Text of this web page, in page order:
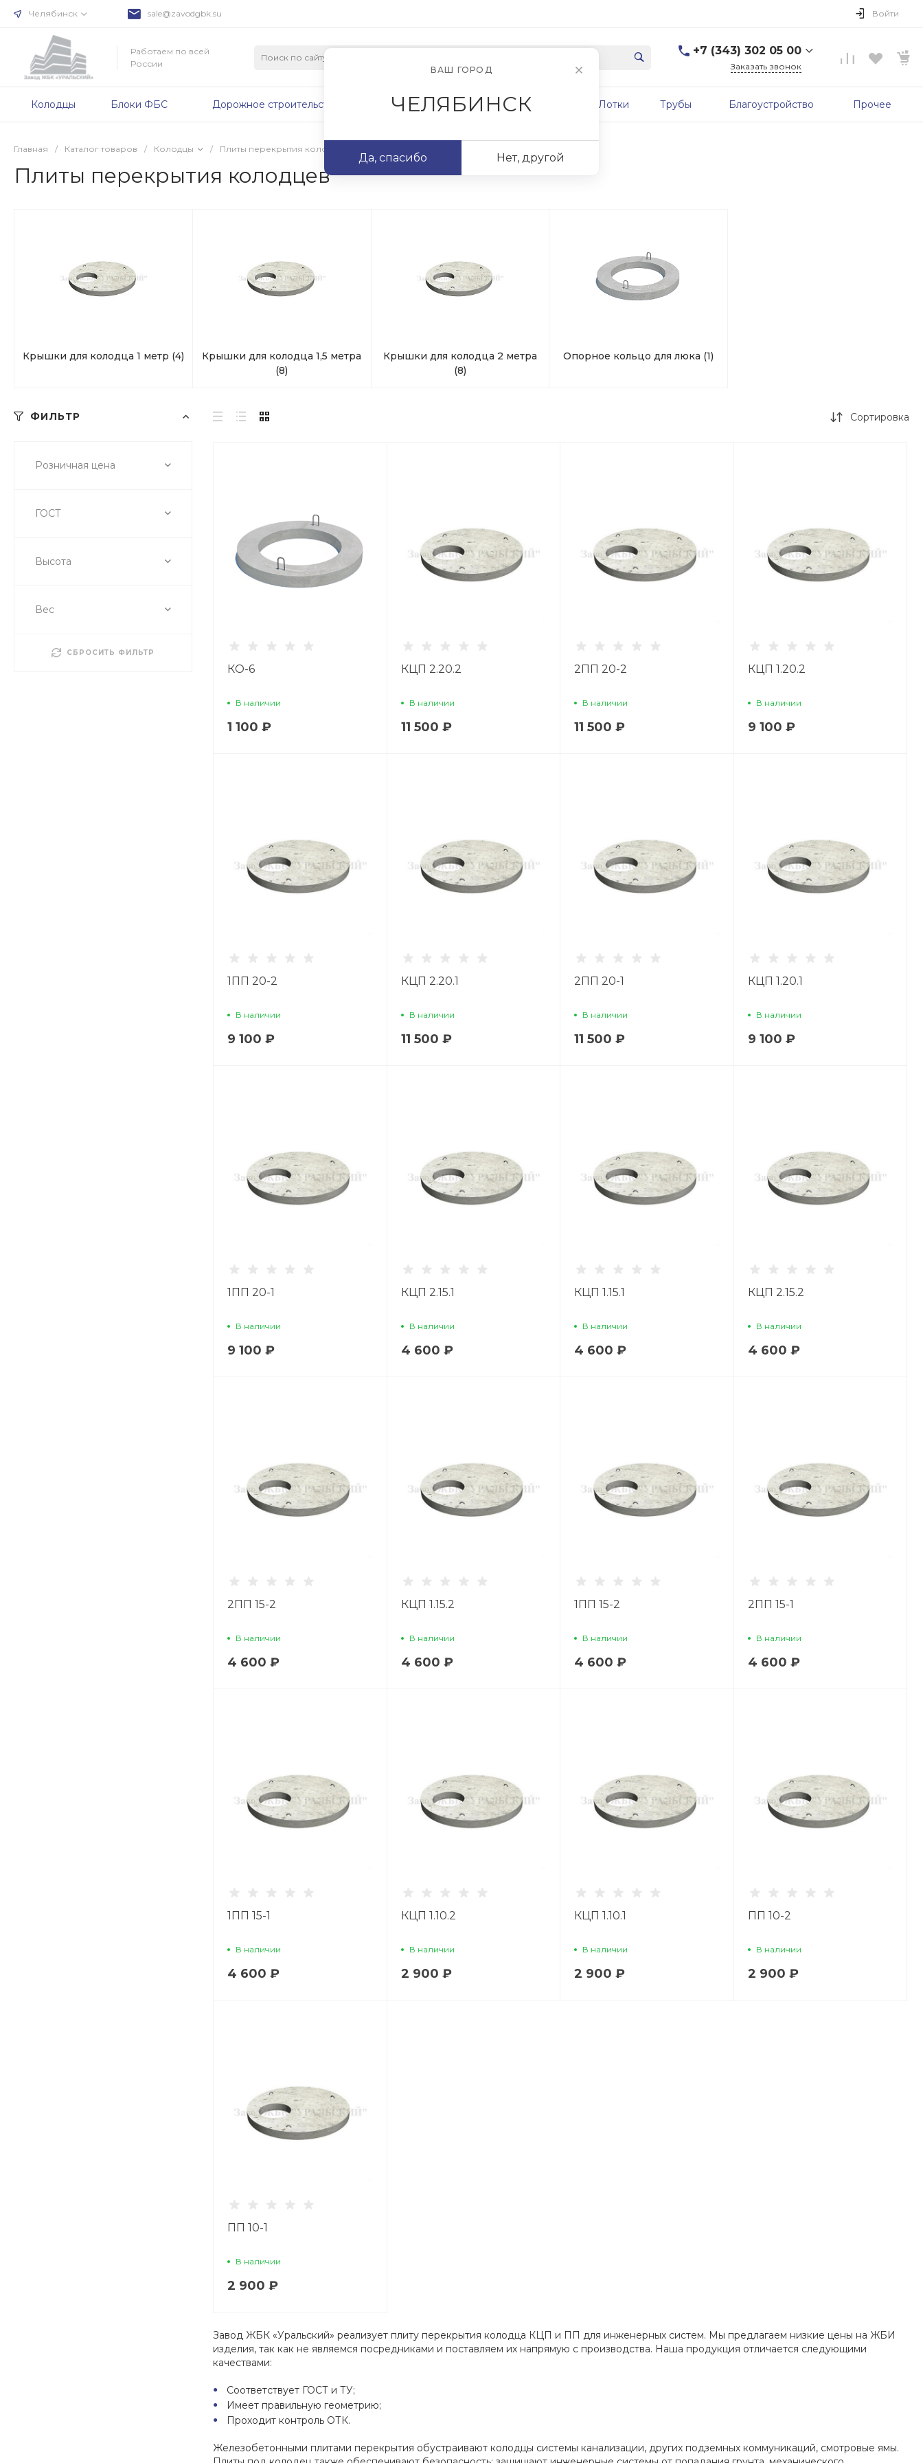
Челябинск sale@zavodgbk.su Войти
Работаем по всей
России
+7 (343) 302 05 00
г. Екатеринбург, ул.
Заказать звонок
Колодцы Блоки ФБС Дорожное строительство Плиты Сваи Фундаменты Лотки Трубы Благоустройство Прочее
Главная / Каталог товаров / Колодцы / Плиты перекрытия колодцев
Плиты перекрытия колодцев
Крышки для колодца 1 метр (4)
Крышки для колодца 1,5 метра
(8)
Крышки для колодца 2 метра
(8)
Опорное кольцо для люка (1)
ФИЛЬТР
Розничная цена
ГОСТ
Высота
Вес
СБРОСИТЬ ФИЛЬТР
Сортировка
КО-6
В наличии
1 100 ₽
КЦП 2.20.2
В наличии
11 500 ₽
2ПП 20-2
В наличии
11 500 ₽
КЦП 1.20.2
В наличии
9 100 ₽
1ПП 20-2
В наличии
9 100 ₽
КЦП 2.20.1
В наличии
11 500 ₽
2ПП 20-1
В наличии
11 500 ₽
КЦП 1.20.1
В наличии
9 100 ₽
1ПП 20-1
В наличии
9 100 ₽
КЦП 2.15.1
В наличии
4 600 ₽
КЦП 1.15.1
В наличии
4 600 ₽
КЦП 2.15.2
В наличии
4 600 ₽
2ПП 15-2
В наличии
4 600 ₽
КЦП 1.15.2
В наличии
4 600 ₽
1ПП 15-2
В наличии
4 600 ₽
2ПП 15-1
В наличии
4 600 ₽
1ПП 15-1
В наличии
4 600 ₽
КЦП 1.10.2
В наличии
2 900 ₽
КЦП 1.10.1
В наличии
2 900 ₽
ПП 10-2
В наличии
2 900 ₽
ПП 10-1
В наличии
2 900 ₽
Завод ЖБК «Уральский» реализует плиту перекрытия колодца КЦП и ПП для инженерных систем. Мы предлагаем низкие цены на ЖБИ
изделия, так как не являемся посредниками и поставляем их напрямую с производства. Наша продукция отличается следующими
качествами:
Соответствует ГОСТ и ТУ;
Имеет правильную геометрию;
Проходит контроль ОТК.
Железобетонными плитами перекрытия обустраивают колодцы системы канализации, других подземных коммуникаций, смотровые ямы.
ВАШ ГОРОД
ЧЕЛЯБИНСК
Да, спасибо Нет, другой